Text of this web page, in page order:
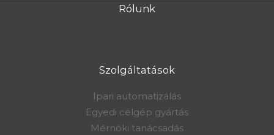
Rólunk
Szolgáltatások
Ipari automatizálás
Egyedi célgép gyártás
Mérnöki tanácsadás